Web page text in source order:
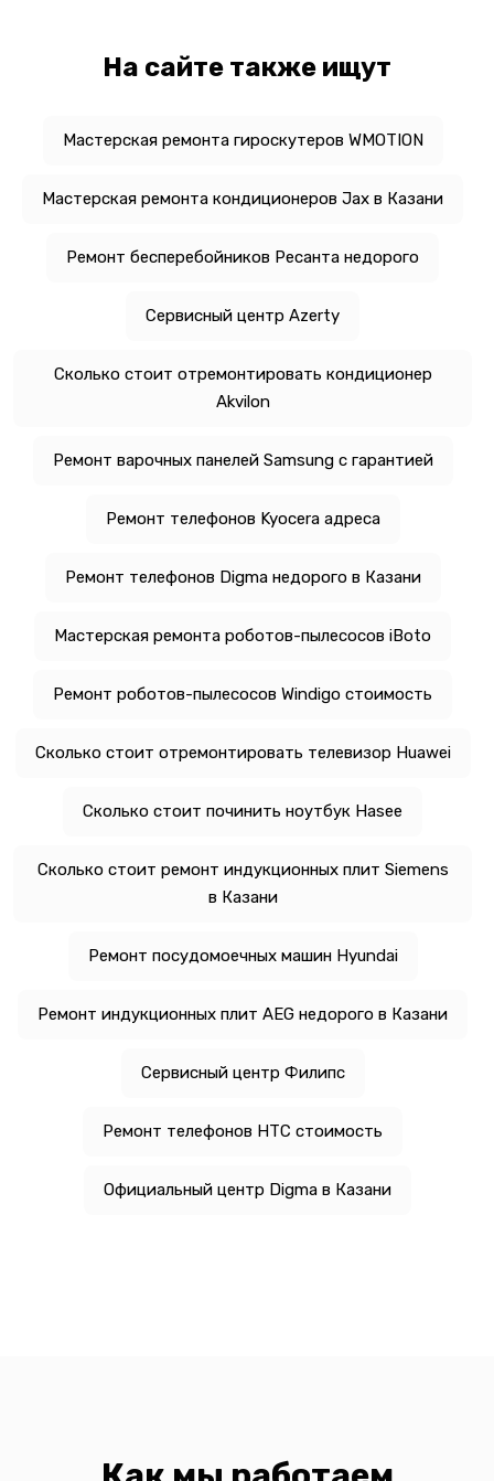
На сайте также ищут
Мастерская ремонта гироскутеров WMOTION
Мастерская ремонта кондиционеров Jax в Казани
Ремонт бесперебойников Ресанта недорого
Сервисный центр Azerty
Сколько стоит отремонтировать кондиционер
Akvilon
Ремонт варочных панелей Samsung с гарантией
Ремонт телефонов Kyocera адреса
Ремонт телефонов Digma недорого в Казани
Мастерская ремонта роботов-пылесосов iBoto
Ремонт роботов-пылесосов Windigo стоимость
Сколько стоит отремонтировать телевизор Huawei
Сколько стоит починить ноутбук Hasee
Сколько стоит ремонт индукционных плит Siemens
в Казани
Ремонт посудомоечных машин Hyundai
Ремонт индукционных плит AEG недорого в Казани
Сервисный центр Филипс
Ремонт телефонов HTC стоимость
Официальный центр Digma в Казани